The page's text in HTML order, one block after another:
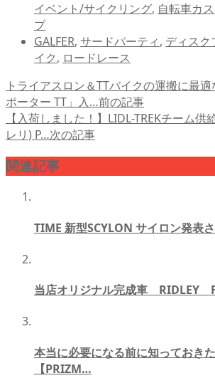
イベント/サイクリング, 自転車カ
プ
GALFER, サードパーティ, ディスク
イク, ロードレース
トライアスロン＆TTバイクの運搬に最
ポーター TT」入…前の記事
【入荷しました！】LIDL-TREKチーム供
レリ) P…次の記事
関連記事
TIME 新型SCYLON サイロン発表
当店オリジナル完成車 RIDLEY
本当に必要になる前に知っておき
【PRIZM…